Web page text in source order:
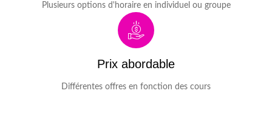
Plusieurs options d'horaire en individuel ou groupe
Prix abordable
Différentes offres en fonction des cours